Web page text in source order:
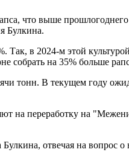
что выше
Булкина.
Так, в 2024-м этой
собрать на 35% больше
тонн. В текущем году
на переработку на
отвечая на вопрос